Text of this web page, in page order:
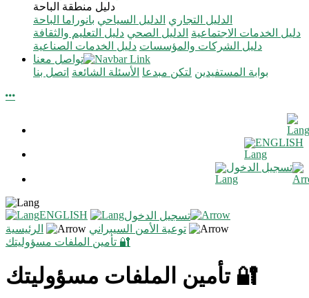
دليل منطقة الباحة
بانوراما الباحة الدليل السياحي الدليل التجاري
دليل التعليم والثقافة الدليل الصحي دليل الخدمات الاجتماعية
دليل الخدمات الصناعية دليل الشركات والمؤسسات
تواصل معنا
اتصل بنا الأسئلة الشائعة لتكن مبدعا بوابة المستفيدين
ENGLISH
تسجيل الدخول
ENGLISH
تسجيل الدخول
الرئيسية
توعية الأمن السيبراني
تأمين الملفات مسؤوليتك 🔐
تأمين الملفات مسؤوليتك 🔐